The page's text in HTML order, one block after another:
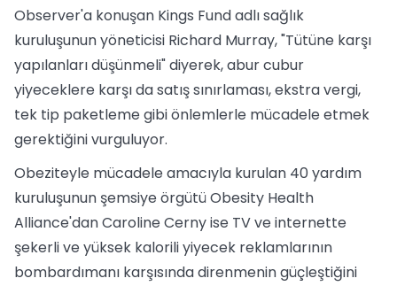
Observer'a konuşan Kings Fund adlı sağlık
kuruluşunun yöneticisi Richard Murray, "Tütüne karşı
yapılanları düşünmeli" diyerek, abur cubur
yiyeceklere karşı da satış sınırlaması, ekstra vergi,
tek tip paketleme gibi önlemlerle mücadele etmek
gerektiğini vurguluyor.
Obeziteyle mücadele amacıyla kurulan 40 yardım
kuruluşunun şemsiye örgütü Obesity Health
Alliance'dan Caroline Cerny ise TV ve internette
şekerli ve yüksek kalorili yiyecek reklamlarının
bombardımanı karşısında direnmenin güçleştiğini